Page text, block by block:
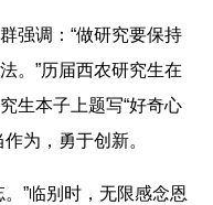
强调：“做研究要保持
。”历届西农研究生在
生本子上题写“好奇心
为，勇于创新。
”临别时，无限感念恩